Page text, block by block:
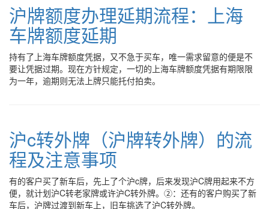
沪牌额度办理延期流程：上海
车牌额度延期
持有了上海车牌额度凭据，又不急于买车，唯一需求留意的便是不
要让凭据过期。现在方针规定，一切的上海车牌额度凭据有期限限
为一年，逾期则无法上牌只能托付拍卖。
沪c转外牌（沪牌转外牌）的流
程及注意事项
有的客户买了新车后，先上了个沪c牌，后来发现沪C牌用起来不方
便，就计划沪C转老家牌或许沪C转外牌。②：还有的客户购买了新
车后，沪牌过渡到新车上，旧车挑选了沪C转外牌。